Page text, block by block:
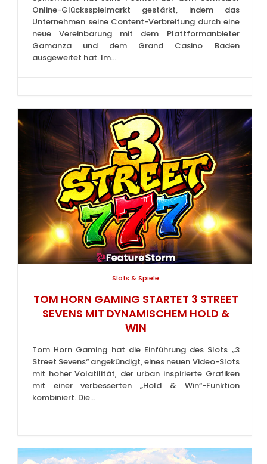
Online-Glücksspielmarkt gestärkt, indem das
Unternehmen seine Content-Verbreitung durch eine
neue Vereinbarung mit dem Plattformanbieter
Gamanza und dem Grand Casino Baden
ausgeweitet hat. Im...
Slots & Spiele
TOM HORN GAMING STARTET 3 STREET
SEVENS MIT DYNAMISCHEM HOLD &
WIN
Tom Horn Gaming hat die Einführung des Slots „3
Street Sevens“ angekündigt, eines neuen Video-Slots
mit hoher Volatilität, der urban inspirierte Grafiken
mit einer verbesserten „Hold & Win“-Funktion
kombiniert. Die...